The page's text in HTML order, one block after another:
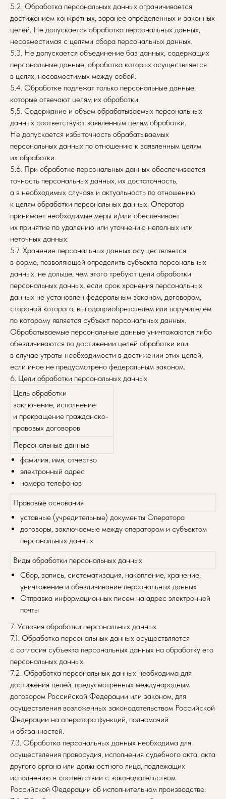
5.2. Обработка персональных данных ограничивается
достижением конкретных, заранее определенных и законных
целей. Не допускается обработка персональных данных,
несовместимая с целями сбора персональных данных.
5.3. Не допускается объединение баз данных, содержащих
персональные данные, обработка которых осуществляется
в целях, несовместимых между собой.
5.4. Обработке подлежат только персональные данные,
которые отвечают целям их обработки.
5.5. Содержание и объем обрабатываемых персональных
данных соответствуют заявленным целям обработки.
Не допускается избыточность обрабатываемых
персональных данных по отношению к заявленным целям
их обработки.
5.6. При обработке персональных данных обеспечивается
точность персональных данных, их достаточность,
а в необходимых случаях и актуальность по отношению
к целям обработки персональных данных. Оператор
принимает необходимые меры и/или обеспечивает
их принятие по удалению или уточнению неполных или
неточных данных.
5.7. Хранение персональных данных осуществляется
в форме, позволяющей определить субъекта персональных
данных, не дольше, чем этого требуют цели обработки
персональных данных, если срок хранения персональных
данных не установлен федеральным законом, договором,
стороной которого, выгодоприобретателем или поручителем
по которому является субъект персональных данных.
Обрабатываемые персональные данные уничтожаются либо
обезличиваются по достижении целей обработки или
в случае утраты необходимости в достижении этих целей,
если иное не предусмотрено федеральным законом.
6. Цели обработки персональных данных
Цель обработки
заключение, исполнение
и прекращение гражданско-
правовых договоров
Персональные данные
фамилия, имя, отчество
электронный адрес
номера телефонов
Правовые основания
уставные (учредительные) документы Оператора
договоры, заключаемые между оператором и субъектом
персональных данных
Виды обработки персональных данных
Сбор, запись, систематизация, накопление, хранение,
уничтожение и обезличивание персональных данных
Отправка информационных писем на адрес электронной
почты
7. Условия обработки персональных данных
7.1. Обработка персональных данных осуществляется
с согласия субъекта персональных данных на обработку его
персональных данных.
7.2. Обработка персональных данных необходима для
достижения целей, предусмотренных международным
договором Российской Федерации или законом, для
осуществления возложенных законодательством Российской
Федерации на оператора функций, полномочий
и обязанностей.
7.3. Обработка персональных данных необходима для
осуществления правосудия, исполнения судебного акта, акта
другого органа или должностного лица, подлежащих
исполнению в соответствии с законодательством
Российской Федерации об исполнительном производстве.